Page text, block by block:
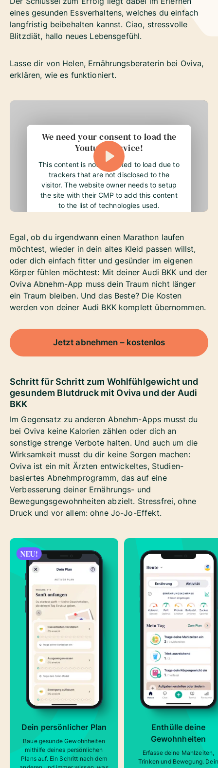
eines gesunden Essverhaltens, welches du einfach
langfristig beibehalten kannst. Ciao, stressvolle
Blitzdiät, hallo neues Lebensgefühl.
Lasse dir von Helen, Ernährungsberaterin bei Oviva,
erklären, wie es funktioniert.
We need your consent to load the
Youtube service!
This content is not permitted to load due to
trackers that are not disclosed to the
visitor. The website owner needs to setup
the site with their CMP to add this content
to the list of technologies used.
Egal, ob du irgendwann einen Marathon laufen
möchtest, wieder in dein altes Kleid passen willst,
oder dich einfach fitter und gesünder im eigenen
Körper fühlen möchtest: Mit deiner Audi BKK und der
Oviva Abnehm-App muss dein Traum nicht länger
ein Traum bleiben. Und das Beste? Die Kosten
werden von deiner Audi BKK komplett übernommen.
Jetzt abnehmen – kostenlos
Schritt für Schritt zum Wohlfühlgewicht und
gesundem Blutdruckmit Oviva und der Audi
BKK
Im Gegensatz zu anderen Abnehm-Apps musst du
bei Oviva keine Kalorien zählen oder dich an
sonstige strenge Verbote halten. Und auch um die
Wirksamkeit musst du dir keine Sorgen machen:
Oviva ist ein mit Ärzten entwickeltes, Studien-
basiertes Abnehmprogramm, das auf eine
Verbesserung deiner Ernährungs- und
Bewegungsgewohnheiten abzielt. Stressfrei, ohne
Druck und vor allem: ohne Jo-Jo-Effekt.
NEU!
Dein persönlicher Plan
Baue gesunde Gewohnheiten
mithilfe deines persönlichen
Plans auf. Ein Schritt nach dem
Enthülle deine
Gewohnheiten
Erfasse deine Mahlzeiten,
Trinken und Bewegung. Dein